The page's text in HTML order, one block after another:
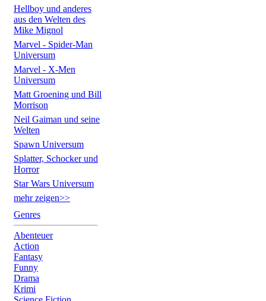
Hellboy und anderes
aus den Welten des
Mike Mignol
Marvel - Spider-Man
Universum
Marvel - X-Men
Universum
Matt Groening und Bill
Morrison
Neil Gaiman und seine
Welten
Spawn Universum
Splatter, Schocker und
Horror
Star Wars Universum
mehr zeigen>>
Genres
Abenteuer
Action
Fantasy
Funny
Drama
Krimi